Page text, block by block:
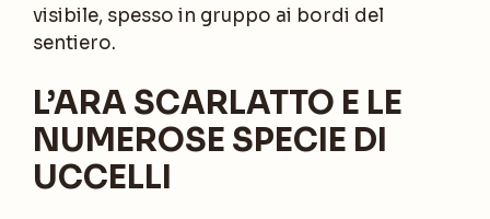
visibile, spesso in gruppo ai bordi del
sentiero.
L’ARA SCARLATTO E LE
NUMEROSE SPECIE DI
UCCELLI